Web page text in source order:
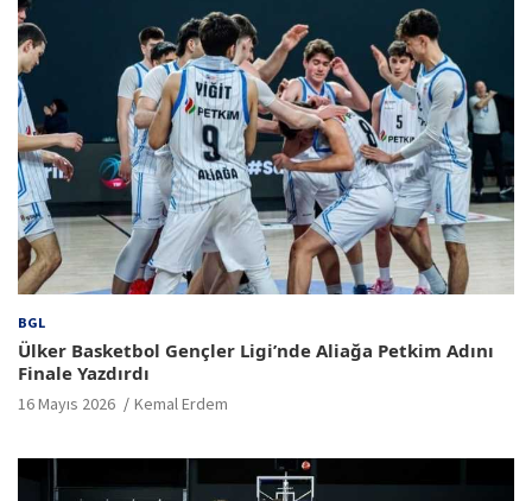
BGL
Ülker Basketbol Gençler Ligi’nde Aliağa Petkim Adını
Finale Yazdırdı
16 Mayıs 2026 Kemal Erdem